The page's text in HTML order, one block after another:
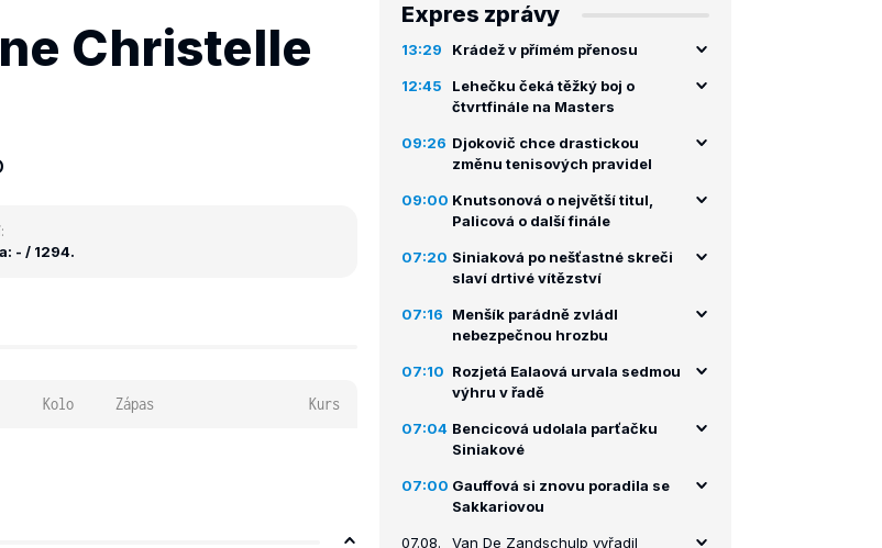
Christelle
- / 1294.
Kolo Zápas Kurs
Expres zprávy
13:29 Krádež v přímém přenosu
12:45
Lehečku čeká těžký boj o
čtvrtfinále na Masters
09:26 Djokovič chce drastickou
změnu tenisových pravidel
09:00 Knutsonová o největší titul,
Palicová o další finále
07:20 Siniaková po nešťastné skreči
slaví drtivé vítězství
07:16
Menšík parádně zvládl
nebezpečnou hrozbu
07:10 Rozjetá Ealaová urvala sedmou
výhru v řadě
07:04 Bencicová udolala parťačku
Siniakové
07:00 Gauffová si znovu poradila se
Sakkariovou
07.08.
Van De Zandschulp vyřadil